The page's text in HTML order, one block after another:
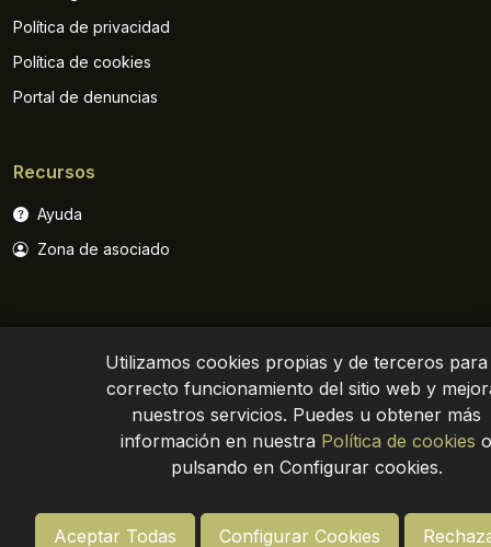
Utilizamos cookies propias y de terceros
correcto funcionamiento del sitio web y
nuestros servicios. Puedes u obtener más
información en nuestra Política de cookies o
pulsando en Configurar cookies.
Aceptar Todas Configurar Cookies
Política de privacidad
Política de cookies
Portal de denuncias
Recursos
Ayuda
Zona de asociado
Política de privacidad Aviso legal Site map
© Asemesa 2024. Todos los derechos reservados